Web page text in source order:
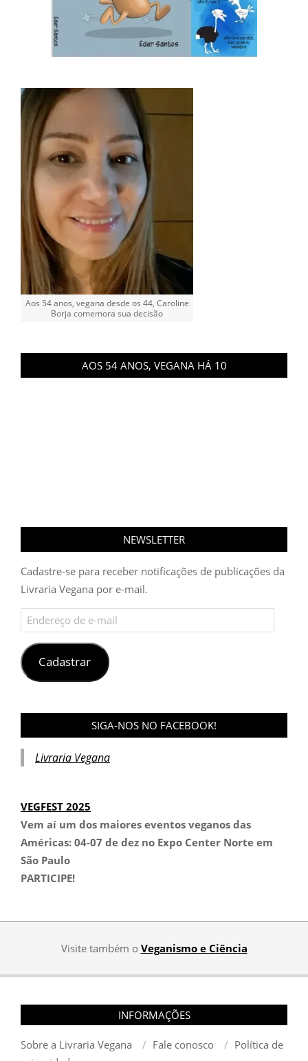
Aos 54 anos, vegana desde os 44, Caroline
Borja comemora sua decisão
AOS 54 ANOS, VEGANA HÁ 10
NEWSLETTER
Cadastre-se para receber notificações de publicações da
Livraria Vegana por e-mail.
Endereço
de
e-
mailCadastrar
SIGA-NOS NO FACEBOOK!
Livraria Vegana
VEGFEST 2025
Vem aí um dos maiores eventos veganos das
Américas: 04-07 de dez no Expo Center Norte em
São Paulo
PARTICIPE!
Visite também o Veganismo e Ciência
INFORMAÇÕES
Sobre a Livraria Vegana Fale conosco
Política de